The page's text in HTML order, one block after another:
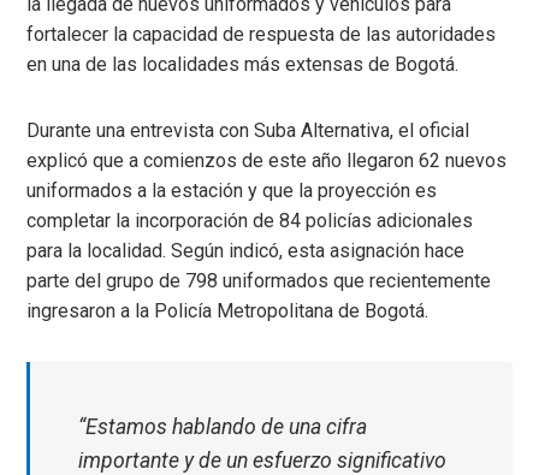
la llegada de nuevos uniformados y vehículos para
fortalecer la capacidad de respuesta de las autoridades
en una de las localidades más extensas de Bogotá.
Durante una entrevista con Suba Alternativa, el oficial
explicó que a comienzos de este año llegaron 62 nuevos
uniformados a la estación y que la proyección es
completar la incorporación de 84 policías adicionales
para la localidad. Según indicó, esta asignación hace
parte del grupo de 798 uniformados que recientemente
ingresaron a la Policía Metropolitana de Bogotá.
“Estamos hablando de una cifra
importante y de un esfuerzo significativo